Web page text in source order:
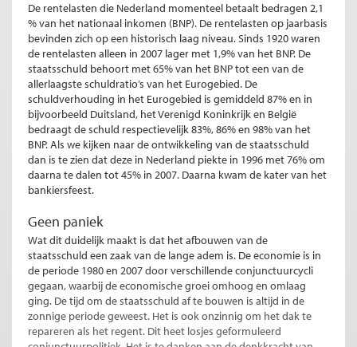
De rentelasten die Nederland momenteel betaalt bedragen 2,1
% van het nationaal inkomen (BNP). De rentelasten op jaarbasis
bevinden zich op een historisch laag niveau. Sinds 1920 waren
de rentelasten alleen in 2007 lager met 1,9% van het BNP. De
staatsschuld behoort met 65% van het BNP tot een van de
allerlaagste schuldratio’s van het Eurogebied. De
schuldverhouding in het Eurogebied is gemiddeld 87% en in
bijvoorbeeld Duitsland, het Verenigd Koninkrijk en België
bedraagt de schuld respectievelijk 83%, 86% en 98% van het
BNP. Als we kijken naar de ontwikkeling van de staatsschuld
dan is te zien dat deze in Nederland piekte in 1996 met 76% om
daarna te dalen tot 45% in 2007. Daarna kwam de kater van het
bankiersfeest.
Geen paniek
Wat dit duidelijk maakt is dat het afbouwen van de
staatsschuld een zaak van de lange adem is. De economie is in
de periode 1980 en 2007 door verschillende conjunctuurcycli
gegaan, waarbij de economische groei omhoog en omlaag
ging. De tijd om de staatsschuld af te bouwen is altijd in de
zonnige periode geweest. Het is ook onzinnig om het dak te
repareren als het regent. Dit heet losjes geformuleerd